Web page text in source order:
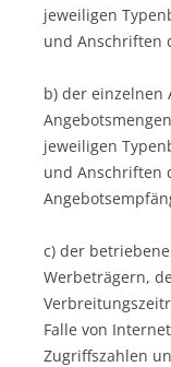
jeweiligen
und Anschriften
b) der einzelnen
jeweiligen
und Anschriften
c) der
Werbeträgern,
Falle von
Zugriffszahlen